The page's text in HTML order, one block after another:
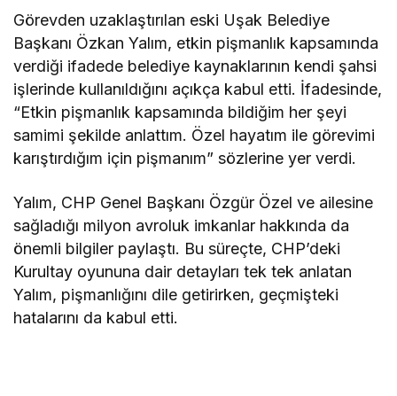
Görevden uzaklaştırılan eski Uşak Belediye
Başkanı Özkan Yalım, etkin pişmanlık kapsamında
verdiği ifadede belediye kaynaklarının kendi şahsi
işlerinde kullanıldığını açıkça kabul etti. İfadesinde,
“Etkin pişmanlık kapsamında bildiğim her şeyi
samimi şekilde anlattım. Özel hayatım ile görevimi
karıştırdığım için pişmanım” sözlerine yer verdi.
Yalım, CHP Genel Başkanı Özgür Özel ve ailesine
sağladığı milyon avroluk imkanlar hakkında da
önemli bilgiler paylaştı. Bu süreçte, CHP’deki
Kurultay oyununa dair detayları tek tek anlatan
Yalım, pişmanlığını dile getirirken, geçmişteki
hatalarını da kabul etti.